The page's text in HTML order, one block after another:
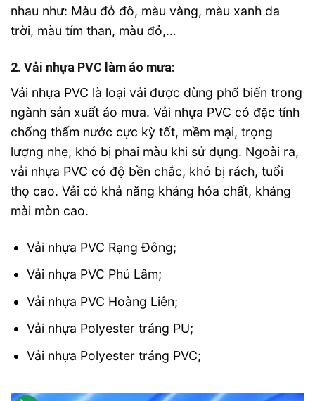
nhau như: Màu đỏ đô, màu vàng, màu xanh da
trời, màu tím than, màu đỏ,…
2. Vải nhựa PVC làm áo mưa:
Vải nhựa PVC là loại vải được dùng phổ biến trong
ngành sản xuất áo mưa. Vải nhựa PVC có đặc tính
chống thấm nước cực kỳ tốt, mềm mại, trọng
lượng nhẹ, khó bị phai màu khi sử dụng. Ngoài ra,
vải nhựa PVC có độ bền chắc, khó bị rách, tuổi
thọ cao. Vải có khả năng kháng hóa chất, kháng
mài mòn cao.
Vải nhựa PVC Rạng Đông;
Vải nhựa PVC Phú Lâm;
Vải nhựa PVC Hoàng Liên;
Vải nhựa Polyester tráng PU;
Vải nhựa Polyester tráng PVC;